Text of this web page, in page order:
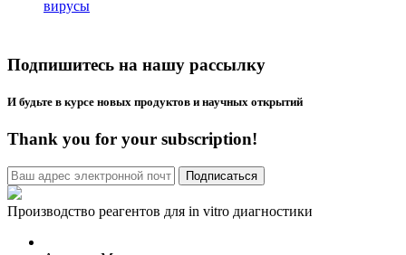
вирусы
Подпишитесь на нашу рассылку
И будьте в курсе новых продуктов и научных открытий
Thank you for your subscription!
Производство реагентов для in vitro диагностики